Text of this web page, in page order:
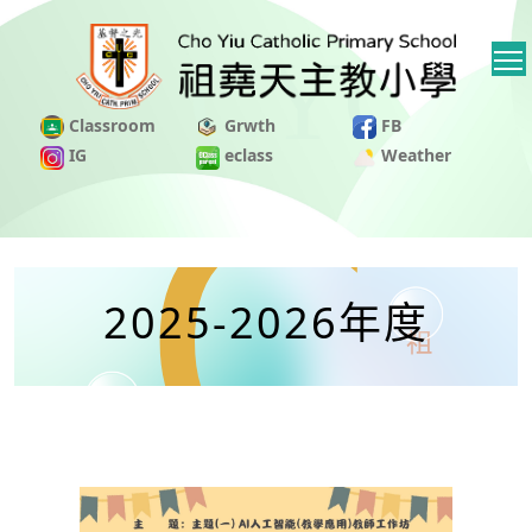
Classroom Grwth
FB
IG
eclass Weather
2025-2026年度